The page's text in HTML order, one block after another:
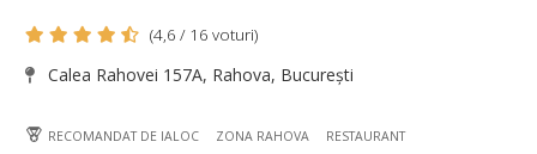
(4,6 / 16 voturi)
Calea Rahovei 157A, Rahova, București
RECOMANDAT DE IALOC ZONA RAHOVA RESTAURANT